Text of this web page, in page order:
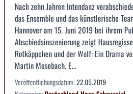
Nach zehn Jahren Intendanz
das Ensemble und das künstlerische
Hannover am 15. Juni 2019 bei ihrem
Abschiedsinszenierung zeigt
Rotkäppchen und der Wolf: Ein Drama
Martin Mosebach. E...
Veröffentlichungsdatum:22.05.2019